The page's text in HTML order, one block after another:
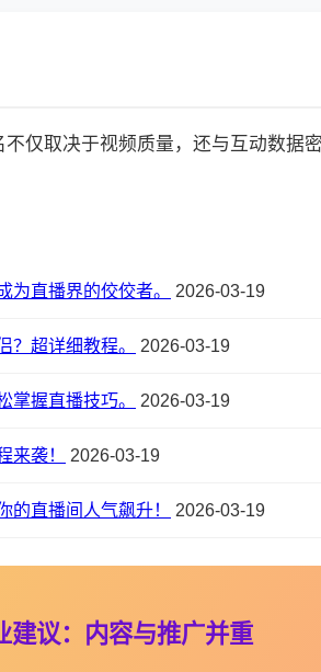
仅取决于视频质量，还与互动数据
为直播界的佼佼者。 2026-03-19
？超详细教程。 2026-03-19
掌握直播技巧。 2026-03-19
来袭！ 2026-03-19
的直播间人气飙升！ 2026-03-19
建议：内容与推广并重